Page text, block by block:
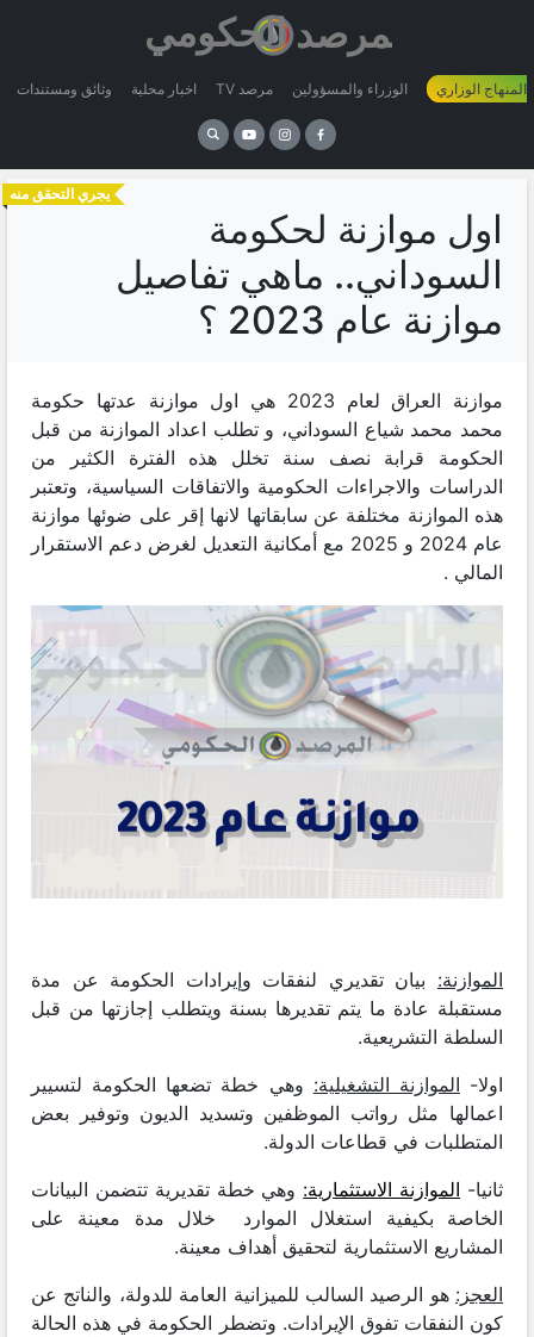
وثائق ومستندات اخبار محلية مرصد TV الوزراء والمسؤولين المنهاج الوزاري
يجري التحقق منه
اول موازنة لحكومة
السوداني.. ماهي تفاصيل
موازنة عام 2023 ؟
موازنة العراق لعام 2023 هي اول موازنة عدتها حكومة
محمد محمد شياع السوداني، و تطلب اعداد الموازنة من قبل
الحكومة قرابة نصف سنة تخلل هذه الفترة الكثير من
الدراسات والاجراءات الحكومية والاتفاقات السياسية، وتعتبر
هذه الموازنة مختلفة عن سابقاتها لانها إقر على ضوئها موازنة
عام 2024 و 2025 مع أمكانية التعديل لغرض دعم الاستقرار
المالي .
الموازنة: بيان تقديري لنفقات وإيرادات الحكومة عن مدة
مستقبلة عادة ما يتم تقديرها بسنة ويتطلب إجازتها من قبل
السلطة التشريعية.
اولا- الموازنة التشغيلية: وهي خطة تضعها الحكومة لتسيير
اعمالها مثل رواتب الموظفين وتسديد الديون وتوفير بعض
المتطلبات في قطاعات الدولة.
ثانيا- الموازنة الاستثمارية: وهي خطة تقديرية تتضمن البيانات
الخاصة بكيفية استغلال الموارد خلال مدة معينة على
المشاريع الاستثمارية لتحقيق أهداف معينة.
العجز: هو الرصيد السالب للميزانية العامة للدولة، والناتج عن
كون النفقات تفوق الإيرادات. وتضطر الحكومة في هذه الحالة